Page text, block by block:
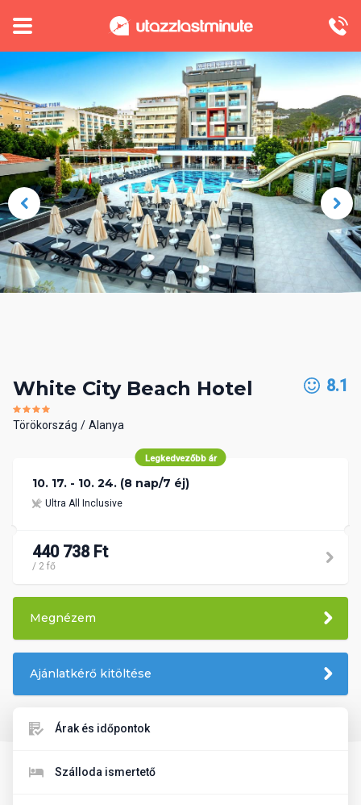
White City Beach Hotel
Törökország Alanya
8.1
Legkedvezőbb ár
10. 17. - 10. 24. (8 nap/7 éj)
Ultra All Inclusive
440 738 Ft
/ 2 fő
Megnézem
Ajánlatkérő kitöltése
Árak és időpontok
Szálloda ismertető